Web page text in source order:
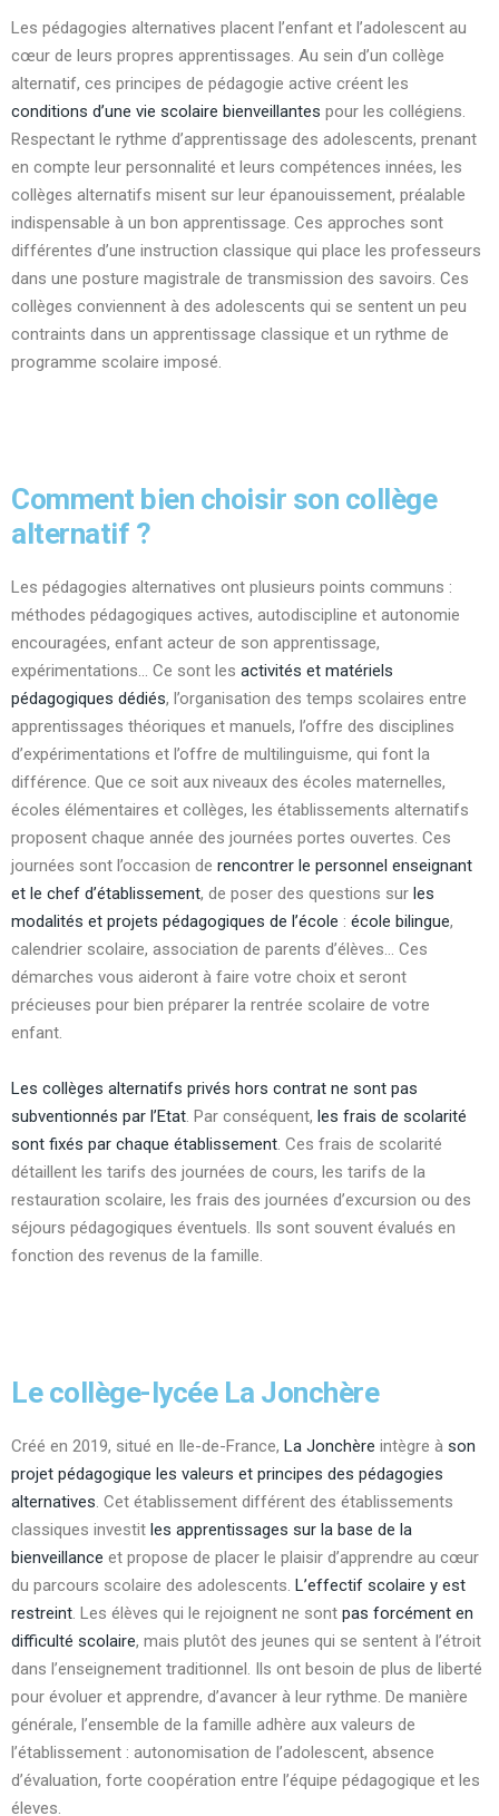
Les pédagogies alternatives placent l’enfant et l’adolescent au
cœur de leurs propres apprentissages. Au sein d’un collège
alternatif, ces principes de pédagogie active créent les
conditions d’une vie scolaire bienveillantes pour les collégiens.
Respectant le rythme d’apprentissage des adolescents, prenant
en compte leur personnalité et leurs compétences innées, les
collèges alternatifs misent sur leur épanouissement, préalable
indispensable à un bon apprentissage. Ces approches sont
différentes d’une instruction classique qui place les professeurs
dans une posture magistrale de transmission des savoirs. Ces
collèges conviennent à des adolescents qui se sentent un peu
contraints dans un apprentissage classique et un rythme de
programme scolaire imposé.
Comment bien choisir son collège
alternatif ?
Les pédagogies alternatives ont plusieurs points communs :
méthodes pédagogiques actives, autodiscipline et autonomie
encouragées, enfant acteur de son apprentissage,
expérimentations… Ce sont les activités et matériels
pédagogiques dédiés, l’organisation des temps scolaires entre
apprentissages théoriques et manuels, l’offre des disciplines
d’expérimentations et l’offre de multilinguisme, qui font la
différence. Que ce soit aux niveaux des écoles maternelles,
écoles élémentaires et collèges, les établissements alternatifs
proposent chaque année des journées portes ouvertes. Ces
journées sont l’occasion de rencontrer le personnel enseignant
et le chef d’établissement, de poser des questions sur les
modalités et projets pédagogiques de l’école : école bilingue,
calendrier scolaire, association de parents d’élèves… Ces
démarches vous aideront à faire votre choix et seront
précieuses pour bien préparer la rentrée scolaire de votre
enfant.
Les collèges alternatifs privés hors contrat ne sont pas
subventionnés par l’Etat. Par conséquent, les frais de scolarité
sont fixés par chaque établissement. Ces frais de scolarité
détaillent les tarifs des journées de cours, les tarifs de la
restauration scolaire, les frais des journées d’excursion ou des
séjours pédagogiques éventuels. Ils sont souvent évalués en
fonction des revenus de la famille.
Le collège-lycée La Jonchère
Créé en 2019, situé en Ile-de-France, La Jonchère intègre à son
projet pédagogique les valeurs et principes des pédagogies
alternatives. Cet établissement différent des établissements
classiques investit les apprentissages sur la base de la
bienveillance et propose de placer le plaisir d’apprendre au cœur
du parcours scolaire des adolescents. L’effectif scolaire y est
restreint. Les élèves qui le rejoignent ne sont pas forcément en
difficulté scolaire, mais plutôt des jeunes qui se sentent à l’étroit
dans l’enseignement traditionnel. Ils ont besoin de plus de liberté
pour évoluer et apprendre, d’avancer à leur rythme. De manière
générale, l’ensemble de la famille adhère aux valeurs de
l’établissement : autonomisation de l’adolescent, absence
d’évaluation, forte coopération entre l’équipe pédagogique et les
éleves.